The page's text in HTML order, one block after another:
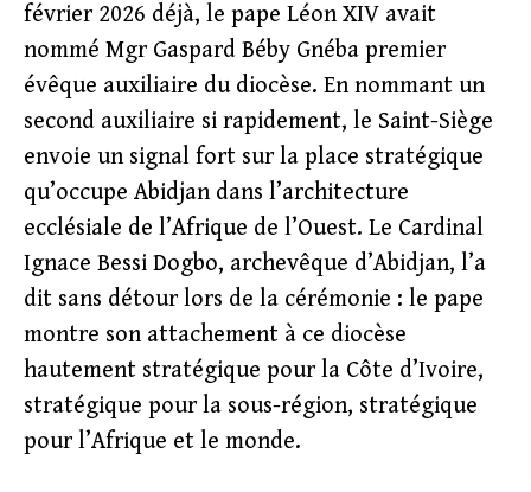
février 2026 déjà, le pape Léon XIV avait
nommé Mgr Gaspard Béby Gnéba premier
évêque auxiliaire du diocèse. En nommant un
second auxiliaire si rapidement, le Saint-Siège
envoie un signal fort sur la place stratégique
qu’occupe Abidjan dans l’architecture
ecclésiale de l’Afrique de l’Ouest. Le Cardinal
Ignace Bessi Dogbo, archevêque d’Abidjan, l’a
dit sans détour lors de la cérémonie : le pape
montre son attachement à ce diocèse
hautement stratégique pour la Côte d’Ivoire,
stratégique pour la sous-région, stratégique
pour l’Afrique et le monde.